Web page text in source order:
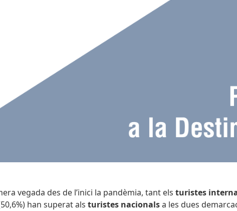
vegada des de l’inici la pandèmia, tant els turistes
han superat als turistes nacionalsa les dues